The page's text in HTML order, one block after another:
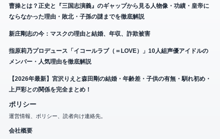
曹操とは？正史と『三国志演義』のギャップから見る人物像・功績・皇帝に
ならなかった理由・敗北・子孫の謎までを徹底解説
新庄剛志の今：マスクの理由と結婚、年収、詐欺被害
指原莉乃プロデュース「イコールラブ（＝LOVE）」10人組声優アイドルの
メンバー・人気理由を徹底解説
【2026年最新】宮沢りえと森田剛の結婚・年齢差・子供の有無・馴れ初め・
上戸彩との関係を完全まとめ！
ポリシー
運営情報、ポリシー、読者向け連絡先。
会社概要